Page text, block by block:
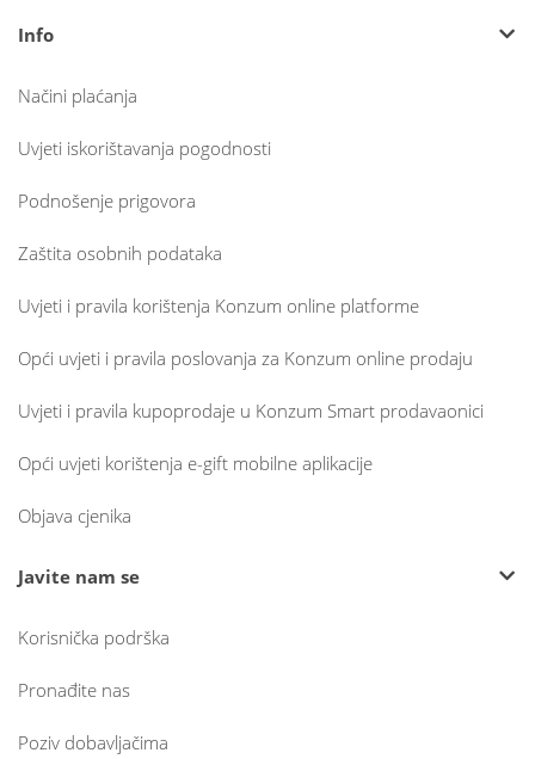
Info
Načini plaćanja
Uvjeti iskorištavanja pogodnosti
Podnošenje prigovora
Zaštita osobnih podataka
Uvjeti i pravila korištenja Konzum online platforme
Opći uvjeti i pravila poslovanja za Konzum online prodaju
Uvjeti i pravila kupoprodaje u Konzum Smart prodavaonici
Opći uvjeti korištenja e-gift mobilne aplikacije
Objava cjenika
Javite nam se
Korisnička podrška
Pronađite nas
Poziv dobavljačima